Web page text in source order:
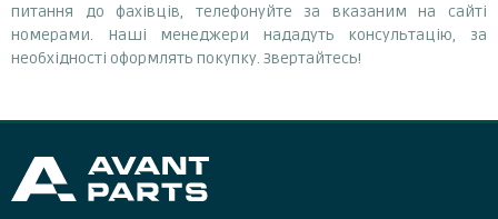
питання до фахівців, телефонуйте за вказаним на сайті
номерами. Наші менеджери нададуть консультацію, за
необхідності оформлять покупку. Звертайтесь!